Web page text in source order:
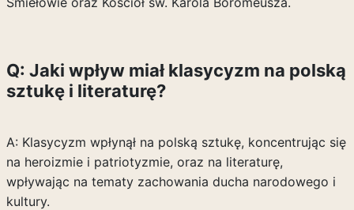
Q: Jaki wpływ miał klasycyzm na polską
sztukę i literaturę?
A: Klasycyzm wpłynął na polską sztukę, koncentrując się
na heroizmie i patriotyzmie, oraz na literaturę,
wpływając na tematy zachowania ducha narodowego i
kultury.